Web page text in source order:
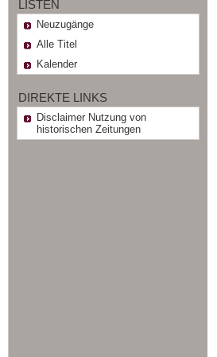
LISTEN
Neuzugänge
Alle Titel
Kalender
DIREKTE LINKS
Disclaimer Nutzung von
historischen Zeitungen